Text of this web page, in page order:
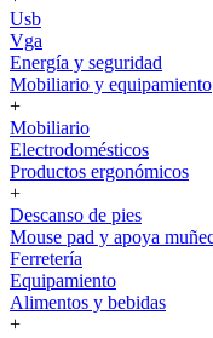
Usb
Vga
Energía y seguridad
Mobiliario y equipamiento
+
Mobiliario
Electrodomésticos
Productos ergonómicos
+
Descanso de pies
Mouse pad y apoya
Ferretería
Equipamiento
Alimentos y bebidas
+